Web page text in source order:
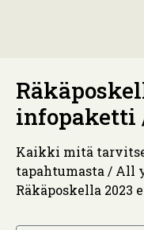
infopaketti
Kaikki mitä
tapahtumasta / All
Räkäposkella 2023